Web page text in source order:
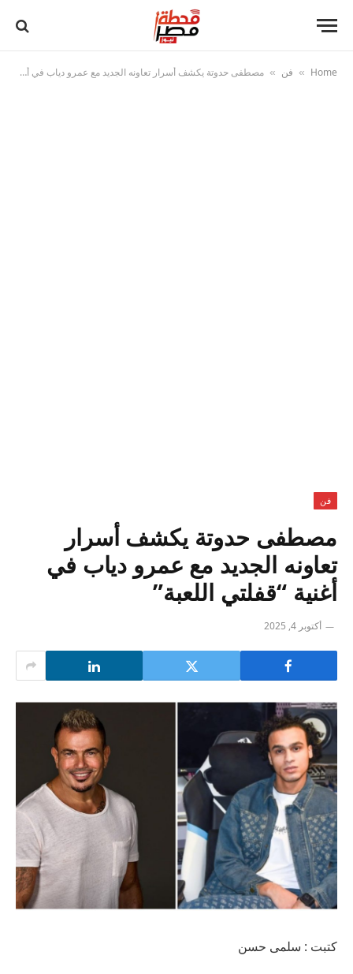
Home
» فن » مصطفى حدوتة يكشف أسرار تعاونه الجديد مع عمرو دياب في أغنية “قفلتي اللعبة”
فن
مصطفى حدوتة يكشف أسرار
تعاونه الجديد مع عمرو دياب في
أغنية “قفلتي اللعبة”
أكتوبر 4, 2025
كتبت : سلمى حسن